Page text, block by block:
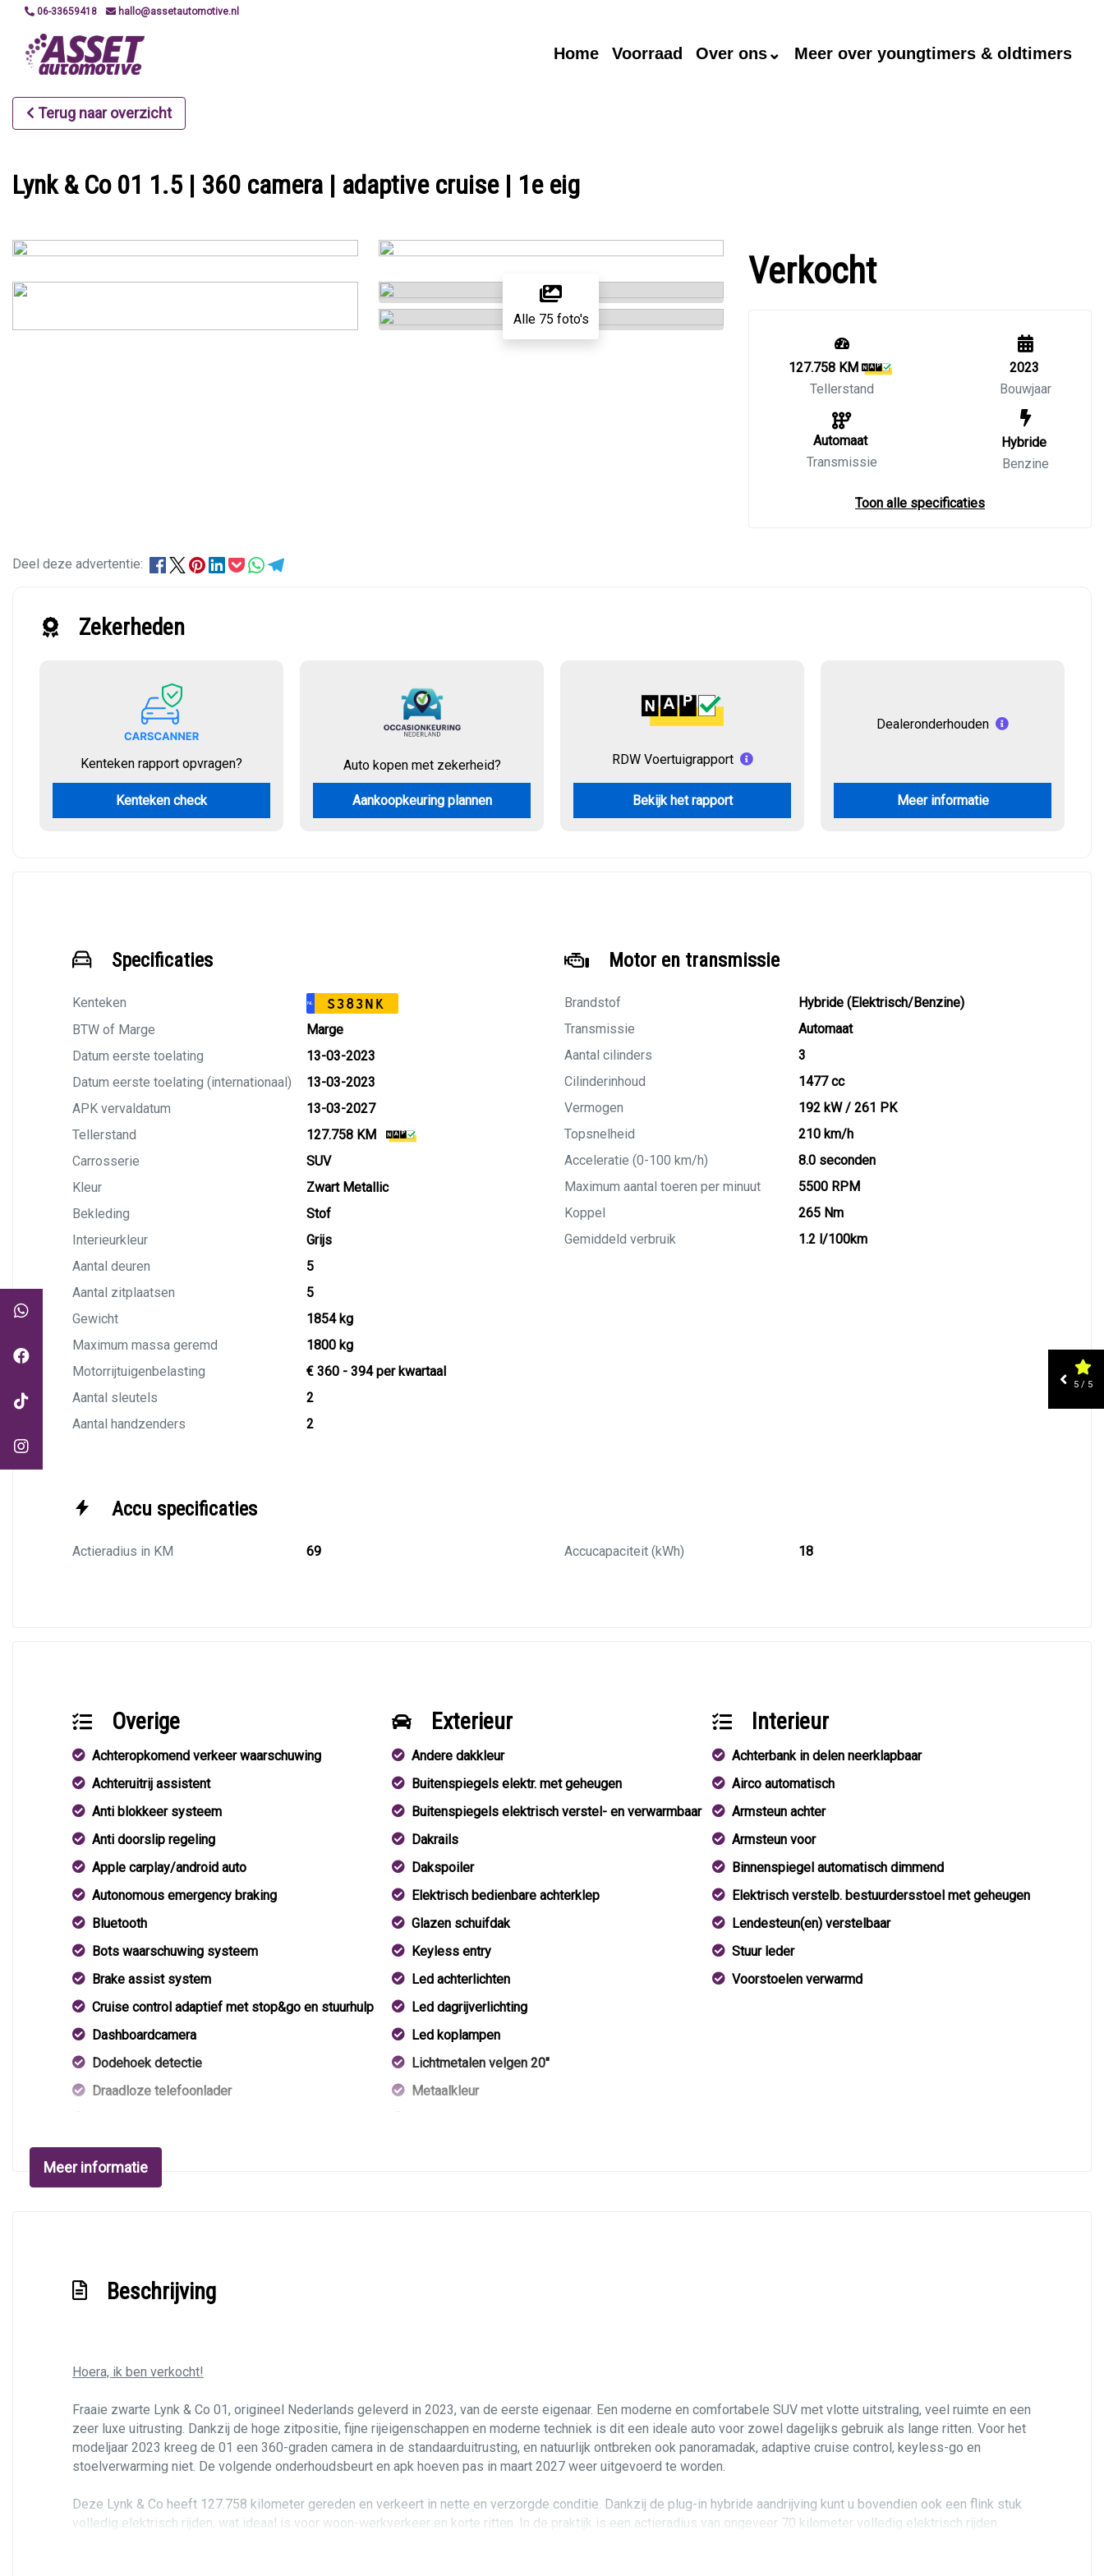
06-33659418 hallo@assetautomotive.nl
Home Voorraad Over ons⌄ Meer over youngtimers & oldtimers
Terug naar overzicht
Lynk & Co 01 1.5 | 360 camera | adaptive cruise | 1e eig
Alle 75 foto's
Verkocht
127.758 KM
Tellerstand
Automaat
Transmissie
2023
Bouwjaar
Hybride
Benzine
Toon alle specificaties
Deel deze advertentie:
Zekerheden
Kenteken rapport opvragen?
Kenteken check
Auto kopen met zekerheid?
Aankoopkeuring plannen
RDW Voertuigrapport
Bekijk het rapport
Dealeronderhouden
Meer informatie
Specificaties
Kenteken NL S383NK
BTW of Marge
Marge
Datum eerste toelating
13-03-2023
Datum eerste toelating (internationaal)
13-03-2023
APK vervaldatum
13-03-2027
Tellerstand
127.758 KM
Carrosserie
SUV
Kleur
Zwart Metallic
Bekleding
Stof
Interieurkleur
Grijs
Aantal deuren
5
Aantal zitplaatsen
5
Gewicht
1854 kg
Maximum massa geremd
1800 kg
Motorrijtuigenbelasting
€ 360 - 394 per kwartaal
Aantal sleutels
2
Aantal handzenders
2
Motor en transmissie
Brandstof
Hybride (Elektrisch/Benzine)
Transmissie
Automaat
Aantal cilinders
3
Cilinderinhoud
1477 cc
Vermogen
192 kW / 261 PK
Topsnelheid
210 km/h
Acceleratie (0-100 km/h)
8.0 seconden
Maximum aantal toeren per minuut
5500 RPM
Koppel
265 Nm
Gemiddeld verbruik
1.2 l/100km
Accu specificaties
Actieradius in KM 69 Accucapaciteit (kWh) 18
Overige
Achteropkomend verkeer waarschuwing
Achteruitrij assistent
Anti blokkeer systeem
Anti doorslip regeling
Apple carplay/android auto
Autonomous emergency braking
Bluetooth
Bots waarschuwing systeem
Brake assist system
Cruise control adaptief met stop&go en stuurhulp
Dashboardcamera
Dodehoek detectie
Draadloze telefoonlader
Elektronische remkrachtverdeling
Keyless start
Volledig digitaal instrumentenpaneel
Exterieur
Andere dakkleur
Buitenspiegels elektr. met geheugen
Buitenspiegels elektrisch verstel- en verwarmbaar
Dakrails
Dakspoiler
Elektrisch bedienbare achterklep
Glazen schuifdak
Keyless entry
Led achterlichten
Led dagrijverlichting
Led koplampen
Lichtmetalen velgen 20"
Metaalkleur
Interieur
Achterbank in delen neerklapbaar
Airco automatisch
Armsteun achter
Armsteun voor
Binnenspiegel automatisch dimmend
Elektrisch verstelb. bestuurdersstoel met geheugen
Lendesteun(en) verstelbaar
Stuur leder
Voorstoelen verwarmd
Meer informatie
Beschrijving
Hoera, ik ben verkocht!
Fraaie zwarte Lynk & Co 01, origineel Nederlands geleverd in 2023, van de eerste eigenaar. Een moderne en comfortabele SUV met vlotte uitstraling, veel ruimte en een
zeer luxe uitrusting. Dankzij de hoge zitpositie, fijne rijeigenschappen en moderne techniek is dit een ideale auto voor zowel dagelijks gebruik als lange ritten. Voor het
modeljaar 2023 kreeg de 01 een 360-graden camera in de standaarduitrusting, en natuurlijk ontbreken ook panoramadak, adaptive cruise control, keyless-go en
stoelverwarming niet. De volgende onderhoudsbeurt en apk hoeven pas in maart 2027 weer uitgevoerd te worden.
Deze Lynk & Co heeft 127.758 kilometer gereden en verkeert in nette en verzorgde conditie. Dankzij de plug-in hybride aandrijving kunt u bovendien ook een flink stuk
volledig elektrisch rijden, wat ideaal is voor woon-werkverkeer en korte ritten. In de praktijk is een actieradius van ongeveer 70 kilometer volledig elektrisch rijden
5 / 5